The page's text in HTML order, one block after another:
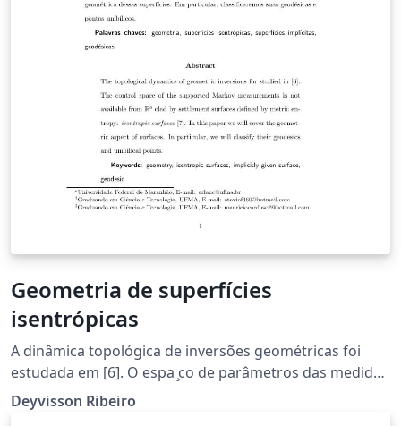
Geometria de superfícies
isentrópicas
A dinâmica topológica de inversões geométricas foi
estudada em [6]. O espa ̧co de parâmetros das medidas
de Markov com suporte no atrator do sistema é um
aberto de R3 folheado por superfícies de nível
Deyvisson Ribeiro